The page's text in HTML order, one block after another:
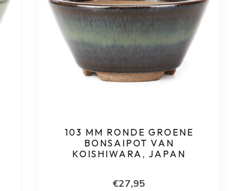
103 MM RONDE GROENE
BONSAIPOT VAN
KOISHIWARA, JAPAN
€27,95